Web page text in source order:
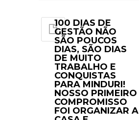
100 DIAS DE
GESTÃO NÃO
SÃO POUCOS
DIAS, SÃO DIAS
DE MUITO
TRABALHO E
CONQUISTAS
PARA MINDURI!
NOSSO PRIMEIRO
COMPROMISSO
FOI ORGANIZAR A